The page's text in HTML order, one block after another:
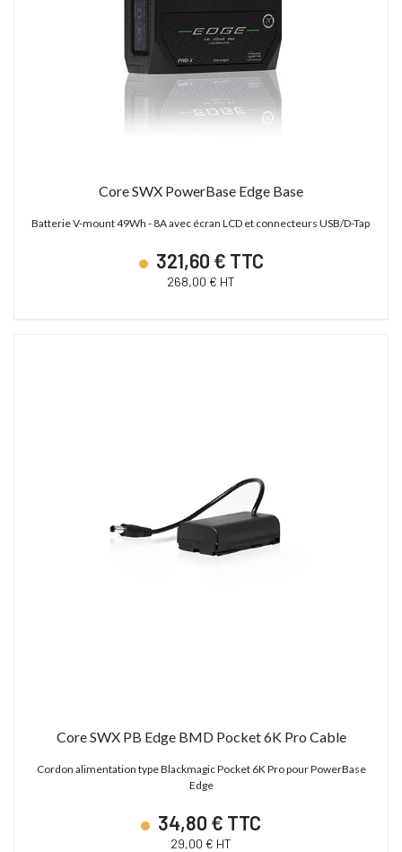
Core SWX PowerBase Edge Base
Batterie V-mount 49Wh - 8A avec écran LCD et connecteurs USB/D-Tap
321,60 € TTC
268,00 € HT
Core SWX PB Edge BMD Pocket 6K Pro Cable
Cordon alimentation type Blackmagic Pocket 6K Pro pour PowerBase
Edge
34,80 € TTC
29,00 € HT